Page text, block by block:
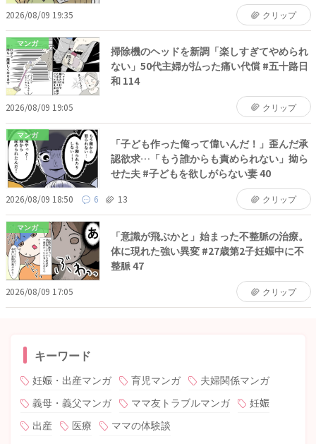
2026/08/09 19:35 クリップ
マンガ
掃除機のヘッドを新調「楽しすぎてやめられ
ない」50代主婦が払った痛い代償 #五十路日
和 114
2026/08/09 19:05 クリップ
マンガ
「子ども作った俺って偉いんだ！」歪んだ承
認欲求…「もう誰からも責められない」拗ら
せた夫 #子どもを欲しがらない妻 40
2026/08/09 18:50 6 13 クリップ
マンガ
「意識が飛ぶかと」始まった不整脈の治療。
体に現れた強い異変 #27歳第2子妊娠中に不
整脈 47
2026/08/09 17:05 クリップ
キーワード
妊娠・出産マンガ 育児マンガ
夫婦関係マンガ
義母・義父マンガ
ママ友トラブルマンガ
妊娠
出産
医療 ママの体験談